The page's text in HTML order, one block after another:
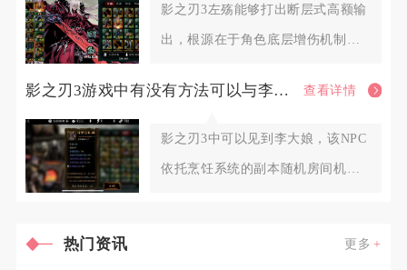
影之刃3左殇能够打出断层式高额输
出，根源在于角色底层增伤机制、
影之刃3游戏中有没有方法可以与李大娘见面 查看详情
影之刃3中可以见到李大娘，该NPC
依托烹饪系统的副本随机房间机制
热门资讯 更多